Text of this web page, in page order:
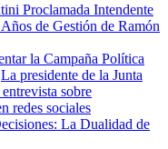
Proclamada Intendente
de Gestión de Ramón
la Campaña Política
La presidente de la Junta
sobre
redes sociales
La Dualidad de